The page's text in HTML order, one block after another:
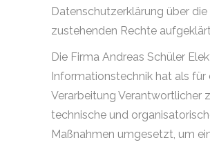
Datenschutzerklärung über die
zustehenden Rechte
Die Firma Andreas Schüler
Informationstechnik hat als für
Verarbeitung Verantwortlicher
technische und
Maßnahmen umgesetzt, um